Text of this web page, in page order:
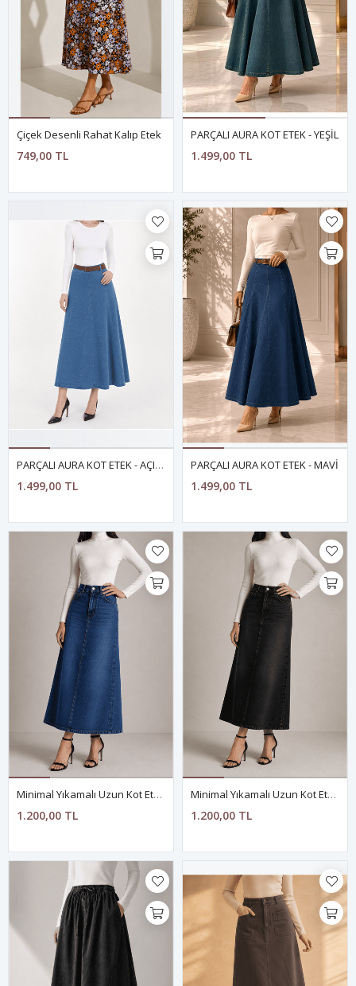
Çiçek Desenli Rahat Kalıp Etek
749,00 TL
PARÇALI AURA KOT ETEK - YEŞİL
1.499,00 TL
PARÇALI AURA KOT ETEK - AÇIK MAVİ
1.499,00 TL
PARÇALI AURA KOT ETEK - MAVİ
1.499,00 TL
Minimal Yıkamalı Uzun Kot Etek-MAVİ
1.200,00 TL
Minimal Yıkamalı Uzun Kot Etek-SİYAH
1.200,00 TL